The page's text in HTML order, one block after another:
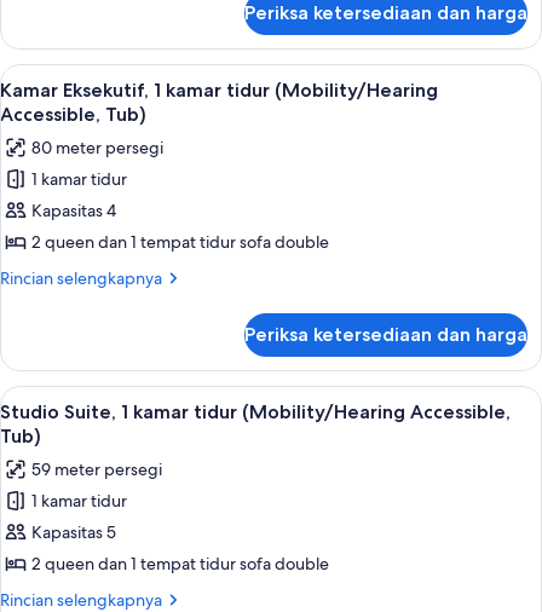
tempat
tidur
Sofa,
balkon
(Mobility/Hearing
Access,
Roll-
In
Shwr)
Kamar,
Tempat
Tidur
dengan
tempat
tidur
Sofa,
balkon
Access,
Periksa ketersediaan dan harga
Lihat
semua
foto
untuk
Kamar
Eksekutif,
1
kamar
Accessible,
Tub)
Seprai premium, bantalan ekstra
4
Kamar Eksekutif, 1 kamar tidur (Mobility/Hearing
Accessible, Tub)
80 meter persegi
1 kamar tidur
Kapasitas 4
2 queen dan 1 tempat tidur sofa double
Rincian selengkapnya
Rincian
Kamar
Eksekutif,
1
kamar
tidur
(Mobility/Hearing
Accessible,
Tub)
Periksa ketersediaan dan harga
Lihat
semua
foto
untuk
Studio
Suite,
1
kamar
Seprai premium, bantalan ekstra
6
Studio Suite, 1 kamar tidur (Mobility/Hearing Accessible,
Tub)
59 meter persegi
1 kamar tidur
Kapasitas 5
2 queen dan 1 tempat tidur sofa double
Rincian selengkapnya
Rincian